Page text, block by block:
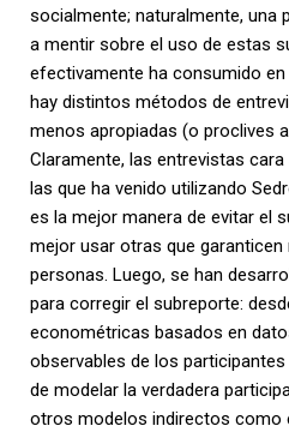
socialmente; naturalmente, una
a mentir sobre el uso de estas
efectivamente ha consumido
hay distintos métodos de
menos apropiadas (o proclives
Claramente, las entrevistas
las que ha venido utilizando
es la mejor manera de evitar el
mejor usar otras que
personas. Luego, se han
para corregir el subreporte:
econométricas basados en
observables de los
de modelar la verdadera
otros modelos indirectos como